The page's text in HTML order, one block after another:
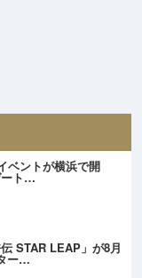
ベントが横浜で開
ート…
STAR LEAP」が8月
ー…